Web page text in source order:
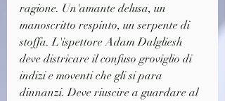
ragione. Un'amante delusa, un
manoscritto respinto, un serpente di
stoffa. L'ispettore Adam Dalgliesh
deve districare il confuso groviglio di
indizi e moventi che gli si para
dinnanzi. Deve riuscire a guardare al